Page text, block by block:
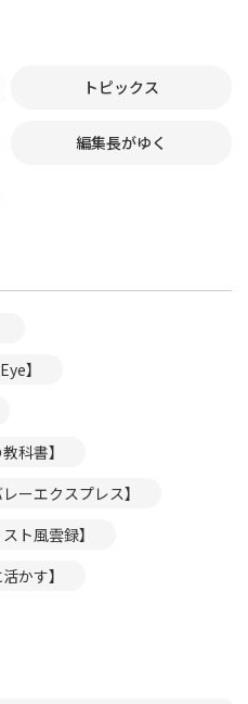
トピックス
編集長がゆく
】
科書】
ーエクスプレス】
ト風雲録】
かす】